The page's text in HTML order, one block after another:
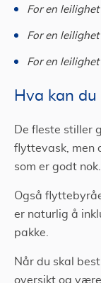
For en
For en
For en
Hva kan
De fleste stiller
flyttevask, men
som er godt nok.
Også
er naturlig å
pakke.
Når du skal
oversikt og